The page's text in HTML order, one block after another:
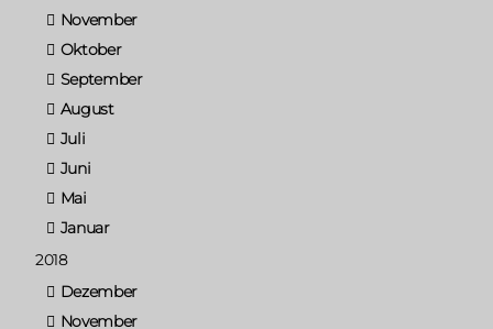
November
Oktober
September
August
Juli
Juni
Mai
Januar
2018
Dezember
November